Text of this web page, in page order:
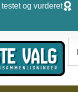
og vurderet